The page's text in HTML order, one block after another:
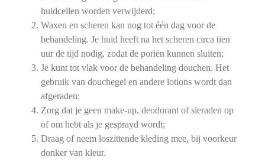
huidcellen worden verwijderd;
Waxen en scheren kan nog tot één dag voor de
behandeling. Je huid heeft na het scheren circa tien
uur de tijd nodig, zodat de poriën kunnen sluiten;
Je kunt tot vlak voor de behandeling douchen. Het
gebruik van douchegel en andere lotions wordt dan
afgeraden;
Zorg dat je geen make-up, deodorant of sieraden op
of om hebt als je gesprayd wordt;
Draag of neem loszittende kleding mee, bij voorkeur
donker van kleur.